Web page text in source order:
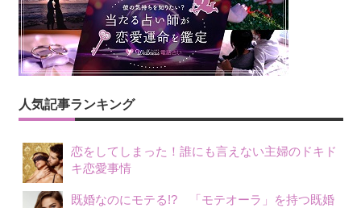
人気記事ランキング
恋をしてしまった！誰にも言えない主婦のドキド
キ恋愛事情
既婚なのにモテる!? 「モテオーラ」を持つ既婚